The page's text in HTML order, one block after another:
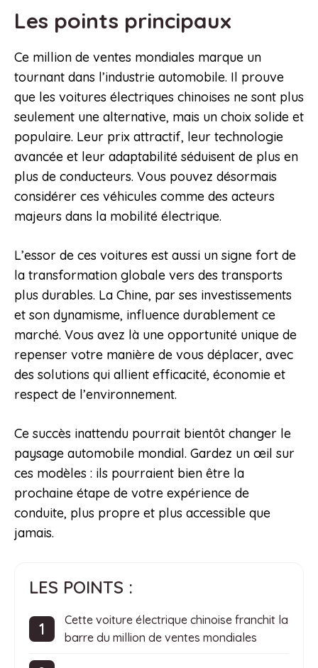
Les points principaux
Ce million de ventes mondiales marque un
tournant dans l’industrie automobile. Il prouve
que les voitures électriques chinoises ne sont plus
seulement une alternative, mais un choix solide et
populaire. Leur prix attractif, leur technologie
avancée et leur adaptabilité séduisent de plus en
plus de conducteurs. Vous pouvez désormais
considérer ces véhicules comme des acteurs
majeurs dans la mobilité électrique.
L’essor de ces voitures est aussi un signe fort de
la transformation globale vers des transports
plus durables. La Chine, par ses investissements
et son dynamisme, influence durablement ce
marché. Vous avez là une opportunité unique de
repenser votre manière de vous déplacer, avec
des solutions qui allient efficacité, économie et
respect de l’environnement.
Ce succès inattendu pourrait bientôt changer le
paysage automobile mondial. Gardez un œil sur
ces modèles : ils pourraient bien être la
prochaine étape de votre expérience de
conduite, plus propre et plus accessible que
jamais.
LES POINTS :
Cette voiture électrique chinoise franchit la
barre du million de ventes mondiales